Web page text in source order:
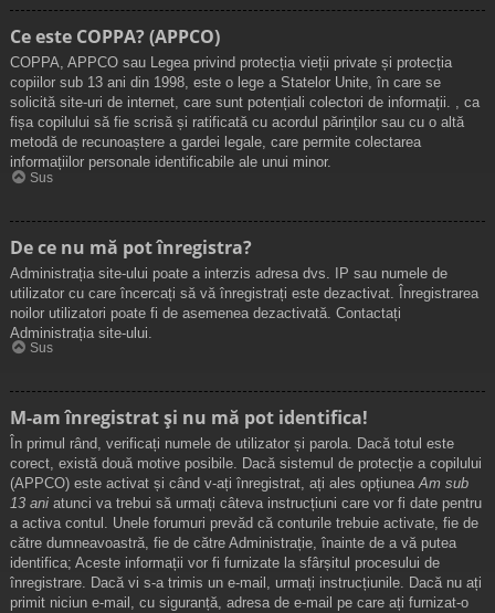
Ce este COPPA? (APPCO)
COPPA, APPCO sau Legea privind protecția vieții private și protecția
copiilor sub 13 ani din 1998, este o lege a Statelor Unite, în care se
solicită site-uri de internet, care sunt potențiali colectori de informații. , ca
fișa copilului să fie scrisă și ratificată cu acordul părinților sau cu o altă
metodă de recunoaștere a gardei legale, care permite colectarea
informațiilor personale identificabile ale unui minor.
Sus
De ce nu mă pot înregistra?
Administrația site-ului poate a interzis adresa dvs. IP sau numele de
utilizator cu care încercați să vă înregistrați este dezactivat. Înregistrarea
noilor utilizatori poate fi de asemenea dezactivată. Contactați
Administrația site-ului.
Sus
M-am înregistrat și nu mă pot identifica!
În primul rând, verificați numele de utilizator și parola. Dacă totul este
corect, există două motive posibile. Dacă sistemul de protecție a copilului
(APPCO) este activat și când v-ați înregistrat, ați ales opțiuneaAm sub
13 ani atunci va trebui să urmați câteva instrucțiuni care vor fi date pentru
a activa contul. Unele forumuri prevăd că conturile trebuie activate, fie de
către dumneavoastră, fie de către Administrație, înainte de a vă putea
identifica; Aceste informații vor fi furnizate la sfârșitul procesului de
înregistrare. Dacă vi s-a trimis un e-mail, urmați instrucțiunile. Dacă nu ați
primit niciun e-mail, cu siguranță, adresa de e-mail pe care ați furnizat-o